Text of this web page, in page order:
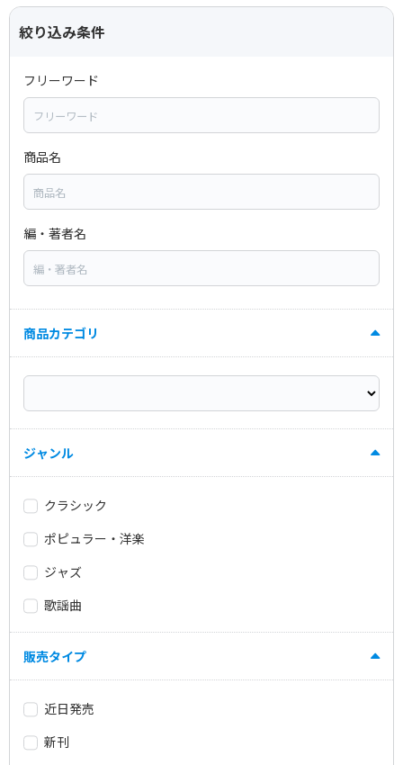
絞り込み条件
フリーワード
商品名
編・著者名
商品カテゴリ
ジャンル
クラシック
ポピュラー・洋楽
ジャズ
歌謡曲
販売タイプ
近日発売
新刊